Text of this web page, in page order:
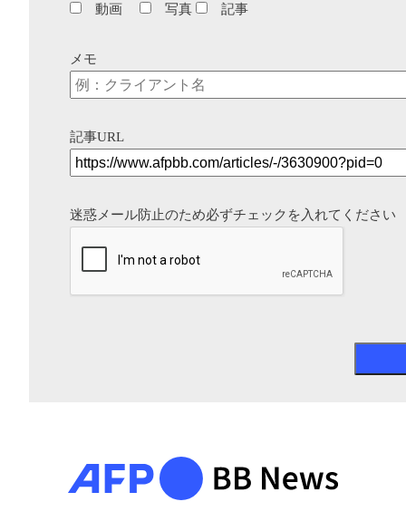
動画
写真 記事
メモ
記事URL
迷惑メール防止のため必ずチェックを入れてください